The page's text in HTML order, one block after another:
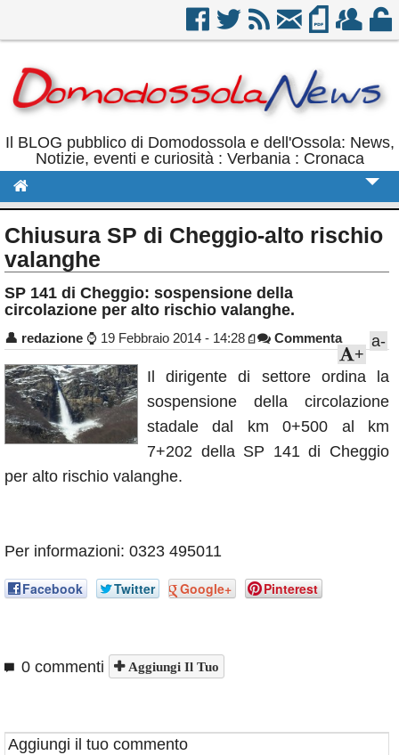
Il BLOG pubblico di Domodossola e dell'Ossola: News,
Notizie, eventi e curiosità : Verbania : Cronaca
Politica
Sport
Eventi
Rubriche
Calendario
Annunci
Chiusura SP di Cheggio-alto rischio
valanghe
SP 141 di Cheggio: sospensione della
circolazione per alto rischio valanghe.
👤 redazione ⌚ 19 Febbraio 2014 - 14:28 Commenta a-
+
Il dirigente di settore ordina la
sospensione della circolazione
stadale dal km 0+500 al km
7+202 della SP 141 di Cheggio
per alto rischio valanghe.
Per informazioni: 0323 495011
Facebook Twitter Google+ Pinterest
0 commenti Aggiungi Il Tuo
Aggiungi il tuo commento